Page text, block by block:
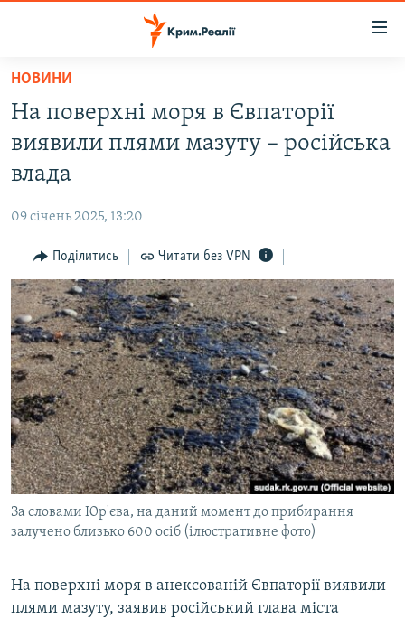
Перейти
основного
матеріалу
до
основної
Перейти
до
пошуку
ВОДА.КРИМ
БЛОГИ
ПОГЛЯД
ІНТЕРВ'Ю
ВСЕ ЗА ДЕНЬ
СПЕЦПРОЕКТИ
ДЕПОРТАЦІЯ
ВІДЕОУРОКИ «ELIFBE»
СВІДЧЕННЯ ОКУПАЦІЇ
УКРАЇНСЬКА ПРОБЛЕМА КРИМУ
ІНФОГРАФІКА
ЯК ОБІЙТИ БЛОКУВАННЯ
Русский
Qırımtatar
ДОЛУЧАЙСЯ!
Усі сайти RFE/RL
НОВИНИ
На поверхні моря в Євпаторії
виявили плями мазуту – російська
влада
09 січень 2025, 13:20
Поділитись Читати без VPN
За словами Юр'єва, на даний момент до прибирання
залучено близько 600 осіб (ілюстративне фото)
На поверхні моря в анексованій Євпаторії виявили
плями мазуту, заявив російський глава міста